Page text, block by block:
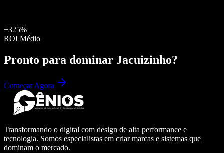
+325%
ROI Médio
Pronto para dominar Jacuizinho?
Começar Agora
Transformando o digital com design de alta performance e
tecnologia. Somos especialistas em criar marcas e sistemas que
dominam o mercado.